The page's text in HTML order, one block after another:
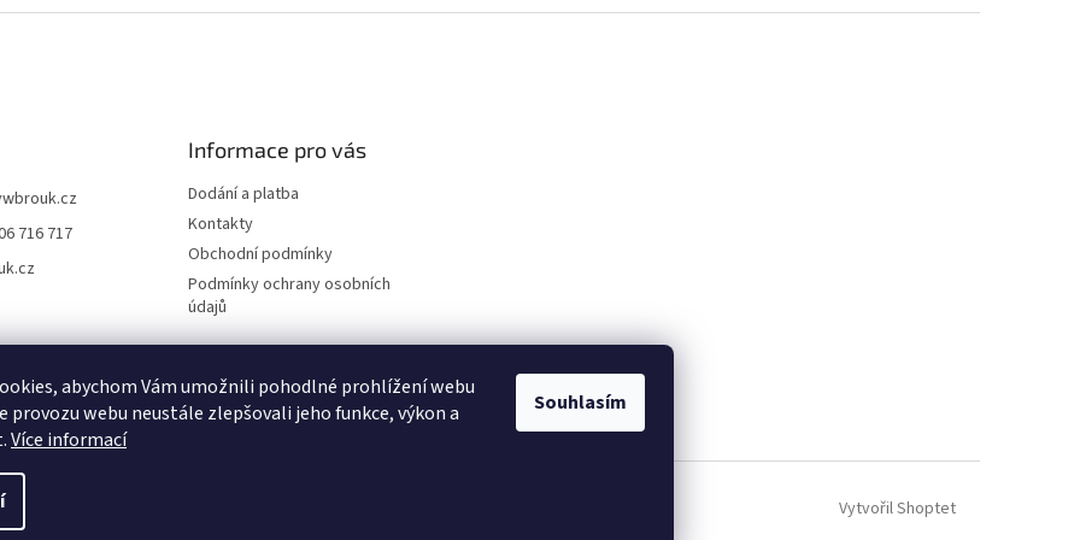
abychom Vám umožnili pohodlné prohlížení webu
provozu webu neustále zlepšovali jeho funkce, výkon a
Více informací
Souhlasím
716 717
Informace pro vás
Dodání a platba
Kontakty
Obchodní podmínky
Podmínky ochrany osobních
údajů
Vytvořil Shoptet